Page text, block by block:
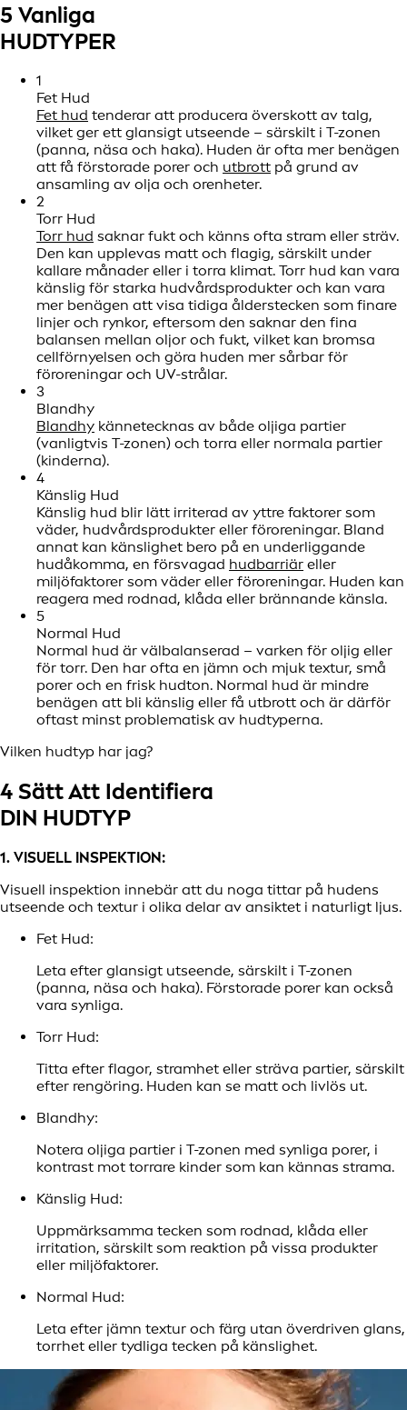
5 Vanliga
HUDTYPER
1
Fet Hud
Fet hud tenderar att producera överskott av talg,
vilket ger ett glansigt utseende – särskilt i T-zonen
(panna, näsa och haka). Huden är ofta mer benägen
att få förstorade porer och utbrott på grund av
ansamling av olja och orenheter.
2
Torr Hud
Torr hud saknar fukt och känns ofta stram eller sträv.
Den kan upplevas matt och flagig, särskilt under
kallare månader eller i torra klimat. Torr hud kan vara
känslig för starka hudvårdsprodukter och kan vara
mer benägen att visa tidiga ålderstecken som finare
linjer och rynkor, eftersom den saknar den fina
balansen mellan oljor och fukt, vilket kan bromsa
cellförnyelsen och göra huden mer sårbar för
föroreningar och UV-strålar.
3
Blandhy
Blandhy kännetecknas av både oljiga partier
(vanligtvis T-zonen) och torra eller normala partier
(kinderna).
4
Känslig Hud
Känslig hud blir lätt irriterad av yttre faktorer som
väder, hudvårdsprodukter eller föroreningar. Bland
annat kan känslighet bero på en underliggande
hudåkomma, en försvagad hudbarriär eller
miljöfaktorer som väder eller föroreningar. Huden kan
reagera med rodnad, klåda eller brännande känsla.
5
Normal Hud
Normal hud är välbalanserad – varken för oljig eller
för torr. Den har ofta en jämn och mjuk textur, små
porer och en frisk hudton. Normal hud är mindre
benägen att bli känslig eller få utbrott och är därför
oftast minst problematisk av hudtyperna.
Vilken hudtyp har jag?
4 Sätt Att Identifiera
DIN HUDTYP
1. VISUELL INSPEKTION:
Visuell inspektion innebär att du noga tittar på hudens
utseende och textur i olika delar av ansiktet i naturligt ljus.
Fet Hud:
Leta efter glansigt utseende, särskilt i T-zonen
(panna, näsa och haka). Förstorade porer kan också
vara synliga.
Torr Hud:
Titta efter flagor, stramhet eller sträva partier, särskilt
efter rengöring. Huden kan se matt och livlös ut.
Blandhy:
Notera oljiga partier i T-zonen med synliga porer, i
kontrast mot torrare kinder som kan kännas strama.
Känslig Hud:
Uppmärksamma tecken som rodnad, klåda eller
irritation, särskilt som reaktion på vissa produkter
eller miljöfaktorer.
Normal Hud:
Leta efter jämn textur och färg utan överdriven glans,
torrhet eller tydliga tecken på känslighet.